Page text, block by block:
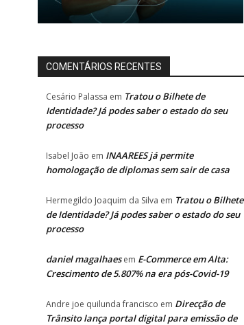
COMENTÁRIOS RECENTES
Cesário Palassa em Tratou o Bilhete de
Identidade? Já podes saber o estado do seu
processo
Isabel João em INAAREES já permite
homologação de diplomas sem sair de casa
Hermegildo Joaquim da Silva em Tratou o Bilhete
de Identidade? Já podes saber o estado do seu
processo
daniel magalhaesem E-Commerce em Alta:
Crescimento de 5.807% na era pós-Covid-19
Andre joe quilunda francisco em Direcção de
Trânsito lança portal digital para emissão de